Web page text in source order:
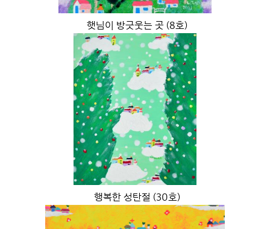
햇님이 방긋웃는 곳 (8호)
행복한 성탄절 (30호)